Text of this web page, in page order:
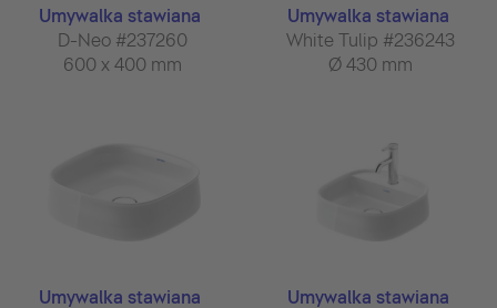
Umywalka stawiana
D-Neo #237260
600 x 400 mm
Umywalka stawiana
White Tulip #236243
Ø 430 mm
Umywalka stawiana
Umywalka stawiana